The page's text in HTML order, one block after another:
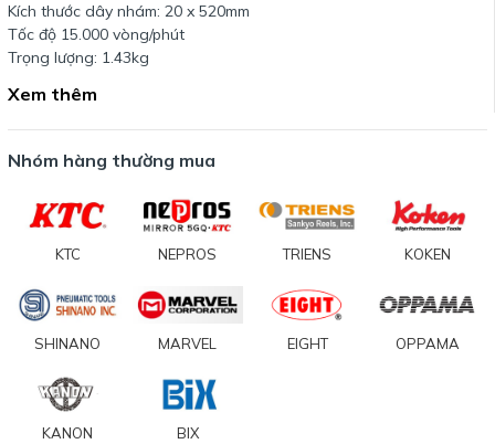
Kích thước dây nhám: 20 x 520mm
Tốc độ 15.000 vòng/phút
Trọng lượng: 1.43kg
Xem thêm
Nhóm hàng thường mua
KTC NEPROS TRIENS KOKEN
SHINANO MARVEL EIGHT OPPAMA
KANON BIX